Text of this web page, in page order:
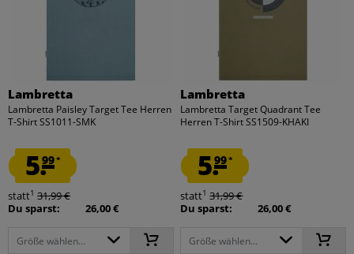
Lambretta
Lambretta Paisley Target Tee Herren
T-Shirt SS1011-SMK
5.99*
statt1 31,99 €
Du sparst:
26,00 €
Größe wählen...
Lambretta
Lambretta Target Quadrant Tee
Herren T-Shirt SS1509-KHAKI
5.99*
statt1 31,99 €
Du sparst:
26,00 €
Größe wählen...